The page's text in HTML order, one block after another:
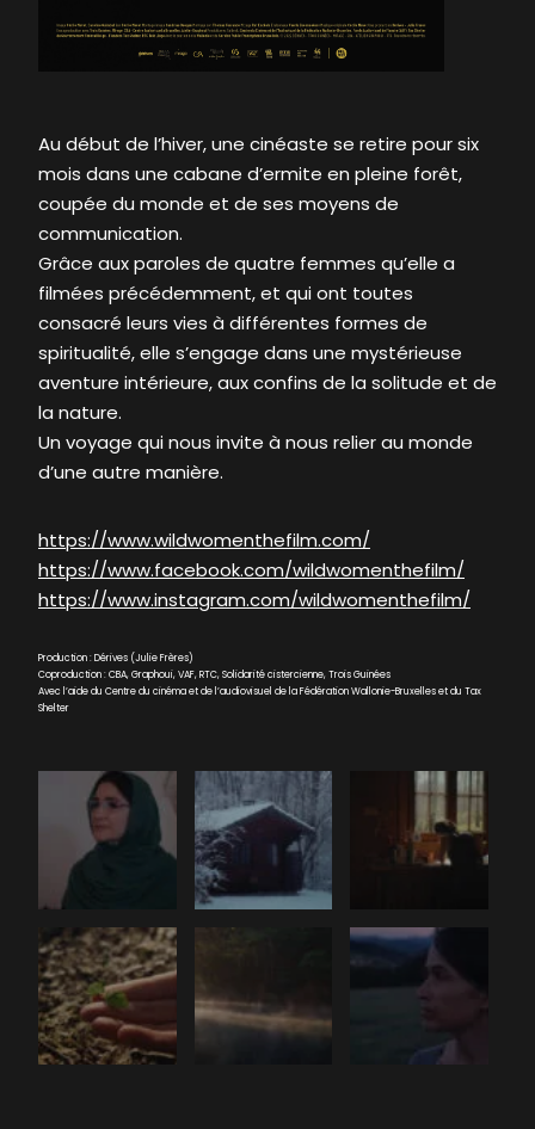
Au début de l’hiver, une cinéaste se retire pour six
mois dans une cabane d’ermite en pleine forêt,
coupée du monde et de ses moyens de
communication.
Grâce aux paroles de quatre femmes qu’elle a
filmées précédemment, et qui ont toutes
consacré leurs vies à différentes formes de
spiritualité, elle s’engage dans une mystérieuse
aventure intérieure, aux confins de la solitude et de
la nature.
Un voyage qui nous invite à nous relier au monde
d’une autre manière.
https://www.wildwomenthefilm.com/
https://www.facebook.com/wildwomenthefilm/
https://www.instagram.com/wildwomenthefilm/
Production : Dérives (Julie Frères)
Coproduction : CBA, Graphoui, VAF, RTC, Solidarité cistercienne, Trois Guinées
Avec l’aide du Centre du cinéma et de l’audiovisuel de la Fédération Wallonie-Bruxelles et du Tax
Shelter